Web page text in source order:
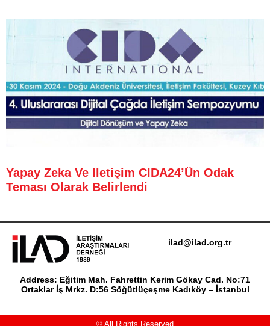
Yapay Zeka Ve Iletişim CIDA24’ün Odak
Teması Olarak Belirlendi
ilad@ilad.org.tr
Address: Eğitim Mah. Fahrettin Kerim Gökay Cad. No:71
Ortaklar İş Mrkz. D:56 Söğütlüçeşme Kadıköy – İstanbul
© All Rights Reserved